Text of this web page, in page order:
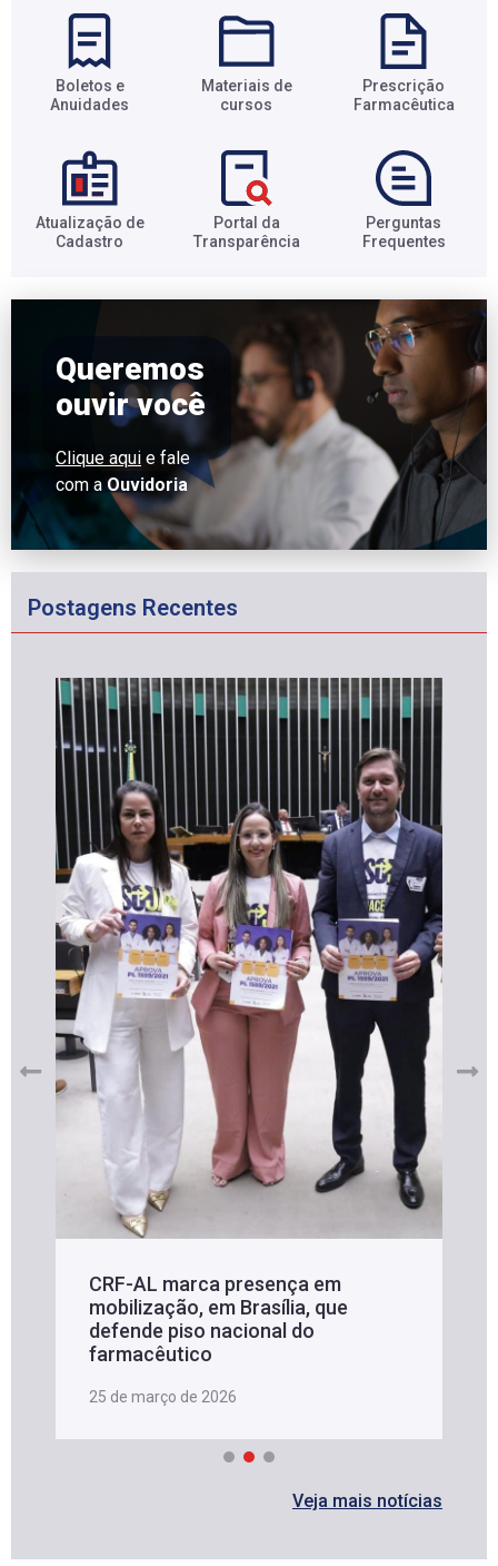
Boletos e
Anuidades​
Materiais de
cursos​
Prescrição
Farmacêutica​
Atualização de
Cadastro​
Portal da
Transparência​
Perguntas
Frequentes​
Queremos
ouvir você
Clique aqui e fale
com a Ouvidoria
Postagens Recentes
CRF-AL marca presença em
mobilização, em Brasília, que
defende piso nacional do
farmacêutico
25 de março de 2026
Veja mais notícias